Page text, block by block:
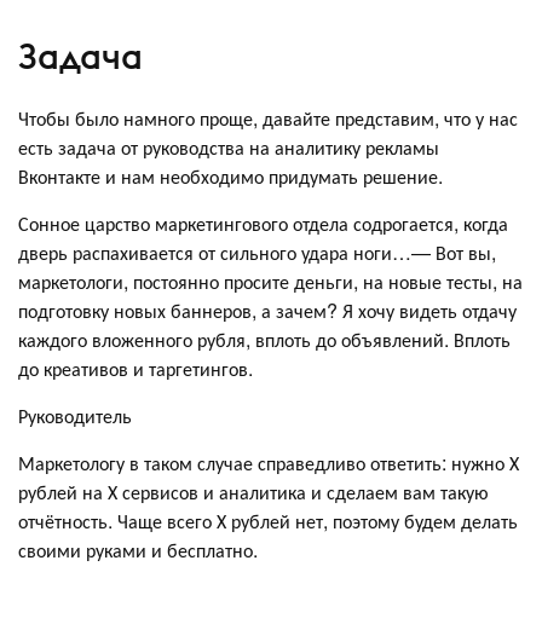
Задача
Чтобы было намного проще, давайте представим, что у нас
есть задача от руководства на аналитику рекламы
Вконтакте и нам необходимо придумать решение.
Сонное царство маркетингового отдела содрогается, когда
дверь распахивается от сильного удара ноги…— Вот вы,
маркетологи, постоянно просите деньги, на новые тесты, на
подготовку новых баннеров, а зачем? Я хочу видеть отдачу
каждого вложенного рубля, вплоть до объявлений. Вплоть
до креативов и таргетингов.
Руководитель
Маркетологу в таком случае справедливо ответить: нужно Х
рублей на Х сервисов и аналитика и сделаем вам такую
отчётность. Чаще всего Х рублей нет, поэтому будем делать
своими руками и бесплатно.